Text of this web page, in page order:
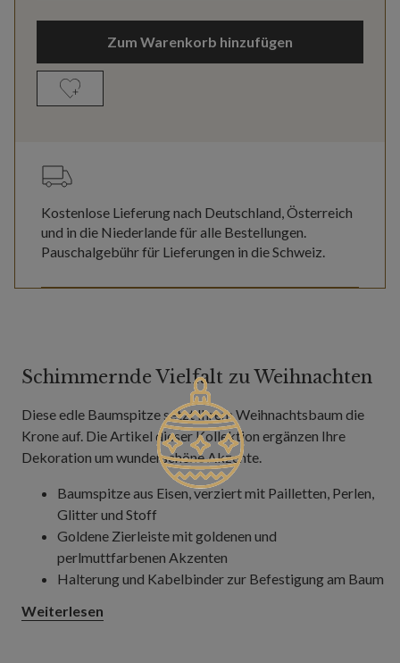
Zum Warenkorb hinzufügen
Kostenlose Lieferung nach Deutschland, Österreich
und in die Niederlande für alle Bestellungen.
Pauschalgebühr für Lieferungen in die Schweiz.
Schimmernde Vielfalt zu Weihnachten
Diese edle Baumspitze setzt Ihrem Weihnachtsbaum die
Krone auf. Die Artikel dieser Kollektion ergänzen Ihre
Dekoration um wunderschöne Akzente.
Baumspitze aus Eisen, verziert mit Pailletten, Perlen,
Glitter und Stoff
Goldene Zierleiste mit goldenen und
perlmuttfarbenen Akzenten
Halterung und Kabelbinder zur Befestigung am Baum
Nur zur Innennutzung geeignet
Weiterlesen